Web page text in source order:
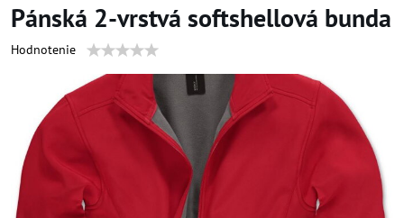
Pánská 2-vrstvá softshellová bunda
Hodnotenie